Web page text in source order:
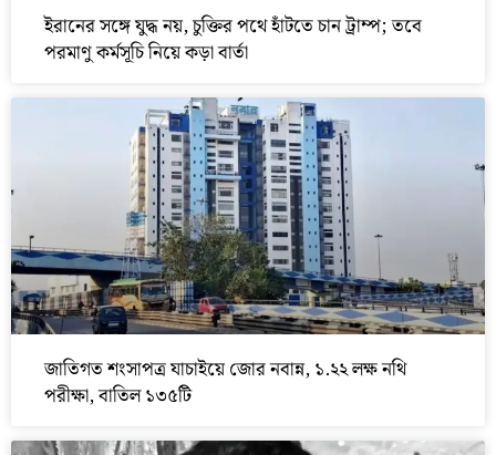
ইরানের সঙ্গে যুদ্ধ নয়, চুক্তির পথে হাঁটতে চান ট্রাম্প; তবে
পরমাণু কর্মসূচি নিয়ে কড়া বার্তা
জাতিগত শংসাপত্র যাচাইয়ে জোর নবান্ন, ১.২২ লক্ষ নথি
পরীক্ষা, বাতিল ১৩৫টি